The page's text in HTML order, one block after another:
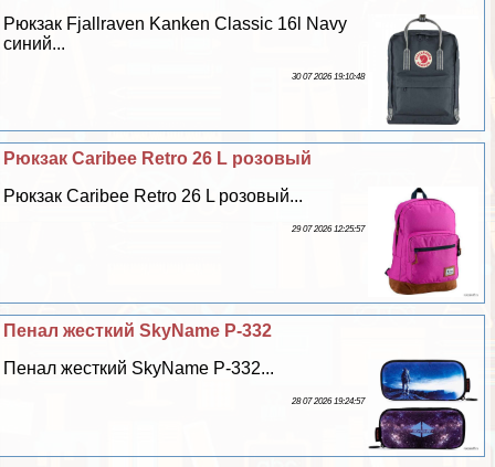
Рюкзак Fjallraven Kanken Classic 16l Navy
синий...
30 07 2026 19:10:48
Рюкзак Caribee Retro 26 L розовый
Рюкзак Caribee Retro 26 L розовый...
29 07 2026 12:25:57
Пенал жесткий SkyName P-332
Пенал жесткий SkyName P-332...
28 07 2026 19:24:57